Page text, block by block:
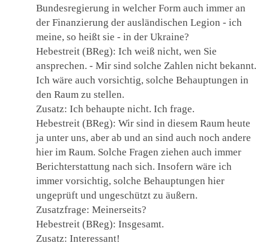
Bundesregierung in welcher Form auch immer an
der Finanzierung der ausländischen Legion ‑ ich
meine, so heißt sie ‑ in der Ukraine?
Hebestreit (BReg): Ich weiß nicht, wen Sie
ansprechen. ‑ Mir sind solche Zahlen nicht bekannt.
Ich wäre auch vorsichtig, solche Behauptungen in
den Raum zu stellen.
Zusatz: Ich behaupte nicht. Ich frage.
Hebestreit (BReg): Wir sind in diesem Raum heute
ja unter uns, aber ab und an sind auch noch andere
hier im Raum. Solche Fragen ziehen auch immer
Berichterstattung nach sich. Insofern wäre ich
immer vorsichtig, solche Behauptungen hier
ungeprüft und ungeschützt zu äußern.
Zusatzfrage: Meinerseits?
Hebestreit (BReg): Insgesamt.
Zusatz: Interessant!